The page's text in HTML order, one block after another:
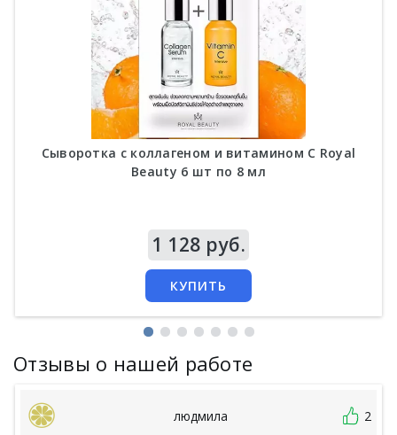
Сыворотка с коллагеном и витамином С Royal
Beauty 6 шт по 8 мл
1 128 руб.
КУПИТЬ
Отзывы о нашей работе
людмила 2